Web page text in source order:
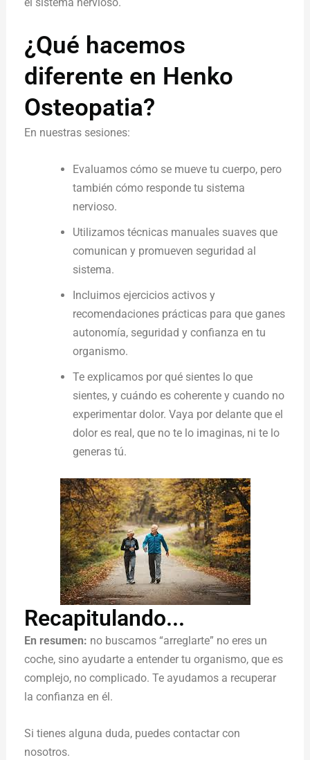
¿Qué hacemos
diferente en Henko
Osteopatia?
En nuestras sesiones:
Evaluamos cómo se mueve tu cuerpo, pero
también cómo responde tu sistema
nervioso.
Utilizamos técnicas manuales suaves que
comunican y promueven seguridad al
sistema.
Incluimos ejercicios activos y
recomendaciones prácticas para que ganes
autonomía, seguridad y confianza en tu
organismo.
Te explicamos por qué sientes lo que
sientes, y cuándo es coherente y cuando no
experimentar dolor. Vaya por delante que el
dolor es real, que no te lo imaginas, ni te lo
generas tú.
Recapitulando...
En resumen: no buscamos “arreglarte” no eres un
coche, sino ayudarte a entender tu organismo, que es
complejo, no complicado. Te ayudamos a recuperar
la confianza en él.
Si tienes alguna duda, puedes contactar con
nosotros.